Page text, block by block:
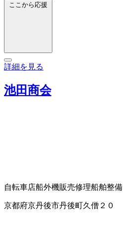
ここから応援
詳細を見る
池田商会
自転車店船外機販売修理船舶整備
京都府京丹後市丹後町久僧２０